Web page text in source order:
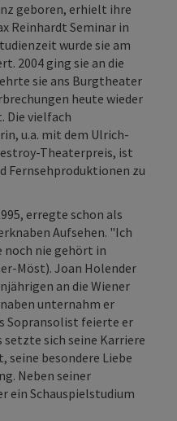
geboren, erhielt ihre
Reinhardt Seminar in
wurde sie am
2004 ging sie an die
sie ans Burgtheater
heute wieder
Die vielfach
u.a. mit dem Ulrich-
Theaterpreis, ist
Fernsehproduktionen zu
erregte schon als
Aufsehen. "Ich
noch nie gehört in
Möst). Joan Holender
an die Wiener
unternahm er
Sopransolist feierte er
sich seine Karriere
besondere Liebe
Neben seiner
ein Schauspielstudium